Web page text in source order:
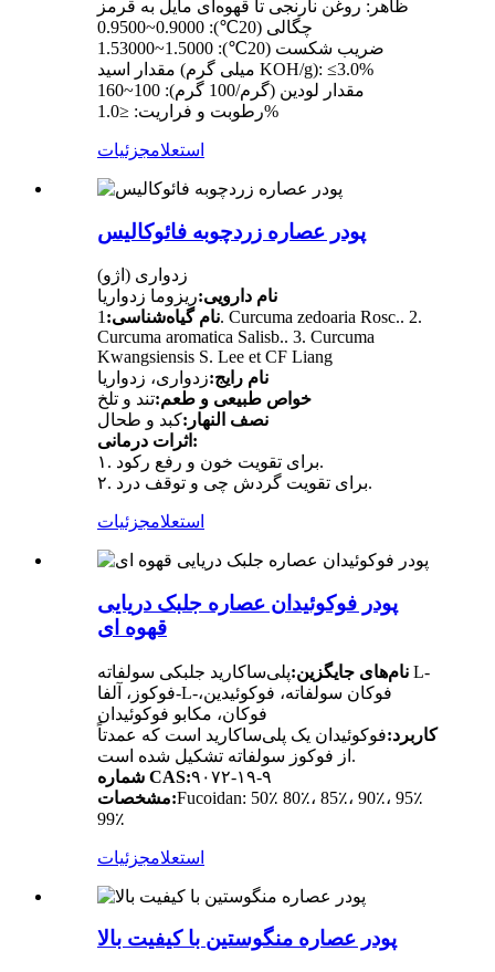
ظاهر: روغن نارنجی تا قهوه‌ای مایل به قرمز
چگالی (20℃): 0.9000~0.9500
ضریب شکست (20℃): 1.5000~1.53000
مقدار اسید (میلی گرم KOH/g): ≤3.0%
مقدار لودین (گرم/100 گرم): 100~160
رطوبت و فراریت: ≤1.0%
استعلامجزئیات
پودر عصاره زردچوبه فائوکالیس
زدواری (اژو)
نام دارویی:ریزوما زدواریا
نام گیاه‌شناسی: 1. Curcuma zedoaria Rosc.. 2.
Curcuma aromatica Salisb.. 3. Curcuma
Kwangsiensis S. Lee et CF Liang
نام رایج:زدواری، زدواریا
خواص طبیعی و طعم:تند و تلخ
نصف النهار:کبد و طحال
اثرات درمانی:
۱. برای تقویت خون و رفع رکود.
۲. برای تقویت گردش چی و توقف درد.
استعلامجزئیات
پودر فوکوئیدان عصاره جلبک دریایی
قهوه ای
نام‌های جایگزین:پلی‌ساکارید جلبکی سولفاته L-
فوکوز، آلفا-L-فوکان سولفاته، فوکوئیدین،
فوکان، مکابو فوکوئیدان
کاربرد:فوکوئیدان یک پلی‌ساکارید است که عمدتاً
از فوکوز سولفاته تشکیل شده است.
شماره CAS:۹۰۷۲-۱۹-۹
مشخصات:Fucoidan: 50٪ 80٪، 85٪، 90٪، 95٪
99٪
استعلامجزئیات
پودر عصاره منگوستین با کیفیت بالا